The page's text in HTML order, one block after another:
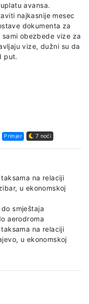
avansa.
najkasnije mesec
dokumenta za
obezbede vize za
vize, dužni su da
put.
Primjer 7 noći
na relaciji
u ekonomskoj
smještaja
aerodroma
na relaciji
u ekonomskoj